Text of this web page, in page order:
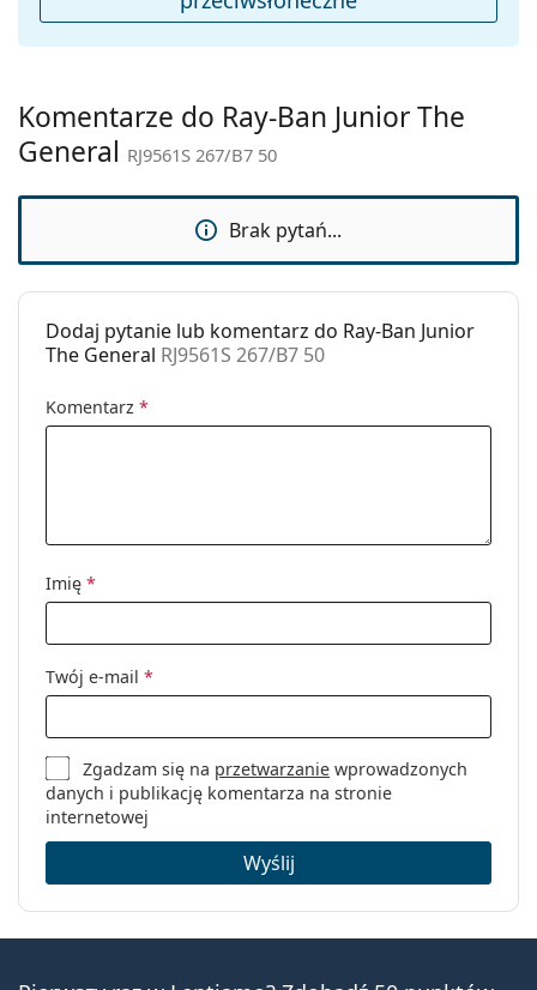
ciemny filtr odpowiedni do intensywnego
nasłonecznienia na plaży lub w mieście.
gdzie znajdziesz więcej stylów popularnych marek.
Płeć:
Dziecięce
Marka:
Ray-Ban
Zastosowanie:
Moda
Kod:
RJ9561S 267/B7 50
Komentarze do Ray-Ban Junior The
General RJ9561S 267/B7 50
Brak pytań...
Dodaj pytanie lub komentarz do Ray-Ban Junior
The General RJ9561S 267/B7 50
Komentarz *
Imię *
Twój e-mail *
Zgadzam się na przetwarzanie wprowadzonych
danych i publikację komentarza na stronie
internetowej
Wyślij